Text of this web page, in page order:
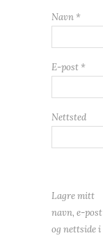
Navn *
E-post *
Nettsted
Lagre mitt
navn, e-post
og nettside i